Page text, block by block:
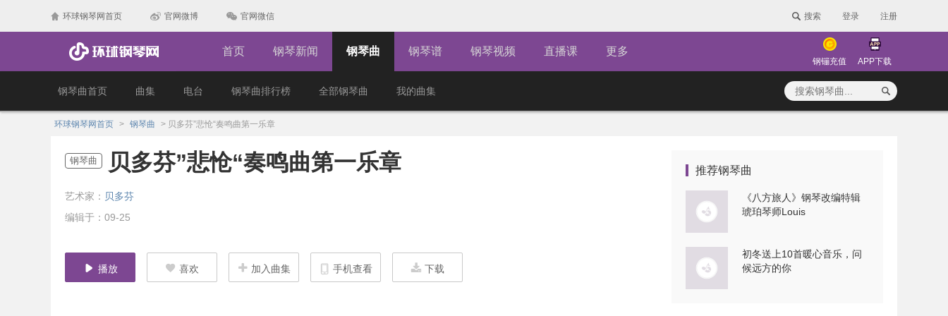
环球钢琴网首页 官网微博 官网微信 搜索 登录 注册
首页 钢琴新闻 钢琴曲 钢琴谱 钢琴视频 直播课 更多
钢镚充值 APP下载
钢琴曲首页 曲集 电台 钢琴曲排行榜 全部钢琴曲 我的曲集
环球钢琴网首页 > 钢琴曲 > 贝多芬”悲怆“奏鸣曲第一乐章
钢琴曲 贝多芬”悲怆“奏鸣曲第一乐章
艺术家： 贝多芬
编辑于：09-25
播放 喜欢 加入曲集 手机查看 下载
推荐钢琴曲
《八方旅人》钢琴改编特辑
琥珀琴师Louis
初冬送上10首暖心音乐，问
候远方的你